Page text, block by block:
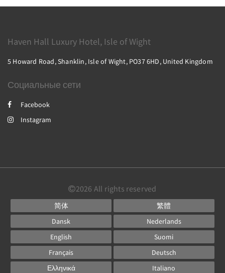
Haven Hall Luxury Hotel, Isle of Wight
5 Howard Road, Shanklin, Isle of Wight, PO37 6HD, United Kingdom
Социальные сети
Facebook
Instagram
2026 All rights reserved
简体
繁體
Dansk
Nederlands
English
Suomi
Français
Deutsch
Ελληνικά
Italiano